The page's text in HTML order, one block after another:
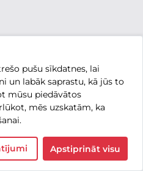
pušu sīkdatnes, lai
un labāk saprastu, kā jūs to
mūsu piedāvātos
mēs uzskatām, ka
Apstiprināt visu